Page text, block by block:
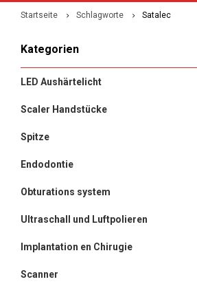
Startseite Schlagworte Satalec
Kategorien
LED Aushärtelicht
Scaler Handstücke
Spitze
Endodontie
Obturations system
Ultraschall und Luftpolieren
Implantation en Chirugie
Scanner